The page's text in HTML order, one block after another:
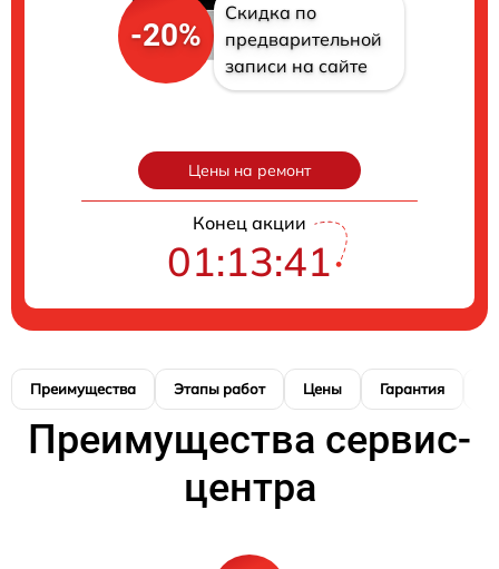
-20%
Скидка по
предварительной
записи на сайте
Цены на ремонт
Конец акции
01:13:40
Преимущества Этапы работ Цены Гарантия
Преимущества сервис-
центра